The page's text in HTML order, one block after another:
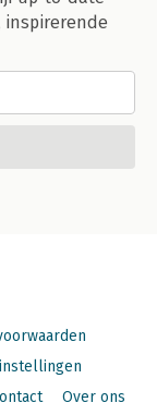
inspirerende
Over ons